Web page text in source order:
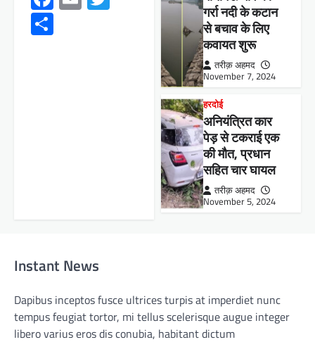
गर्रा नदी के कटान
से बचाव के लिए
कवायत शुरू
तरीक़ अहमद
November 7, 2024
हरदोई
अनियंत्रित कार
पेड़ से टकराई एक
की मौत, प्रधान
सहित चार घायल
तरीक़ अहमद
November 5, 2024
Instant News
Dapibus inceptos fusce ultrices turpis at imperdiet nunc
tempus feugiat tortor, mi tellus scelerisque augue integer
libero varius eros dis conubia, habitant dictum